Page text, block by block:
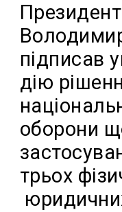
підписав
дію
оборони
трьох